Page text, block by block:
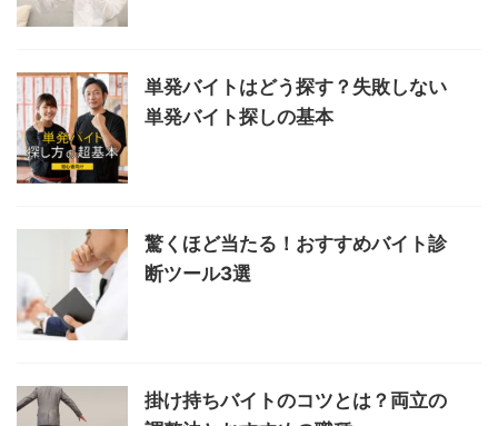
単発バイトはどう探す？失敗しない
単発バイト探しの基本
驚くほど当たる！おすすめバイト診
断ツール3選
掛け持ちバイトのコツとは？両立の